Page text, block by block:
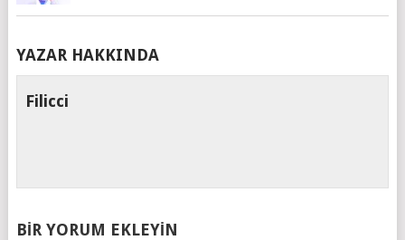
YAZAR HAKKINDA
Filicci
BIR YORUM EKLEYIN